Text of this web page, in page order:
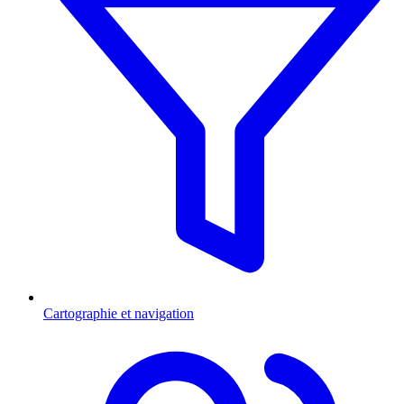
Cartographie et navigation